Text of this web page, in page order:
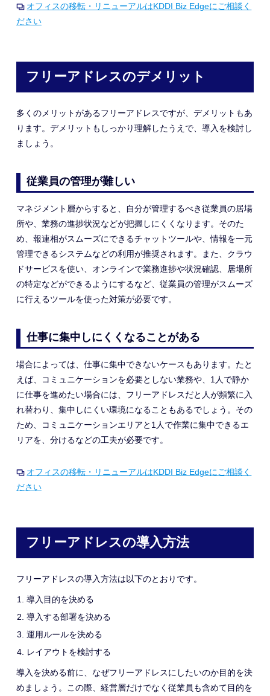
オフィスの移転・リニューアルはKDDI Biz Edgeにご相談く
ださい
フリーアドレスのデメリット
多くのメリットがあるフリーアドレスですが、デメリットもあ
ります。デメリットもしっかり理解したうえで、導入を検討し
ましょう。
従業員の管理が難しい
マネジメント層からすると、自分が管理するべき従業員の居場
所や、業務の進捗状況などが把握しにくくなります。 そのた
め、報連相がスムーズにできるチャットツールや、情報を一元
管理できるシステムなどの利用が推奨されます。また、クラウ
ドサービスを使い、オンラインで業務進捗や状況確認、居場所
の特定などができるようにするなど、従業員の管理がスムーズ
に行えるツールを使った対策が必要です。
仕事に集中しにくくなることがある
場合によっては、仕事に集中できないケースもあります。たと
えば、コミュニケーションを必要としない業務や、 1人で静か
に仕事を進めたい場合には、フリーアドレスだと人が頻繁に入
れ替わり
集中しにくい環境になることもあるでしょう。その
ため、コミュニケーションエリアと1人で作業に集中できるエ
リアを
分けるなどの工夫が必要です。
オフィスの移転・リニューアルはKDDI Biz Edgeにご相談く
ださい
フリーアドレスの導入方法
フリーアドレスの導入方法は以下のとおりです。
導入目的を決める
導入する部署を決める
運用ルールを決める
レイアウトを検討する
導入を決める前に、なぜフリーアドレスにしたいのか目的を決
めましょう。この際、経営層だけでなく従業員も含めて目的を